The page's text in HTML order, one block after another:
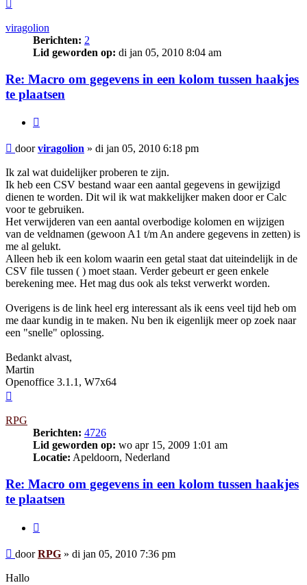
viragolion
Berichten: 2
Lid geworden op: di jan 05, 2010 8:04 am
Re: Macro om gegevens in een kolom tussen haakjes
te plaatsen
Bericht
doorviragolion » di jan 05, 2010 6:18 pm
Ik zal wat duidelijker proberen te zijn.
Ik heb een CSV bestand waar een aantal gegevens in gewijzigd
dienen te worden. Dit wil ik wat makkelijker maken door er Calc
voor te gebruiken.
Het verwijderen van een aantal overbodige kolomen en wijzigen
van de veldnamen (gewoon A1 t/m An andere gegevens in zetten) is
me al gelukt.
Alleen heb ik een kolom waarin een getal staat dat uiteindelijk in de
CSV file tussen ( ) moet staan. Verder gebeurt er geen enkele
berekening mee. Het mag dus ook als tekst verwerkt worden.
Overigens is de link heel erg interessant als ik eens veel tijd heb om
me daar kundig in te maken. Nu ben ik eigenlijk meer op zoek naar
een "snelle" oplossing.
Bedankt alvast,
Martin
Openoffice 3.1.1, W7x64
RPG
Berichten: 4726
Lid geworden op: wo apr 15, 2009 1:01 am
Locatie: Apeldoorn, Nederland
Re: Macro om gegevens in een kolom tussen haakjes
te plaatsen
Bericht
doorRPG » di jan 05, 2010 7:36 pm
Hallo